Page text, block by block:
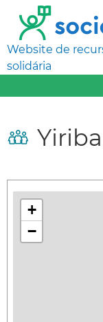
Website de
solidária
+
−